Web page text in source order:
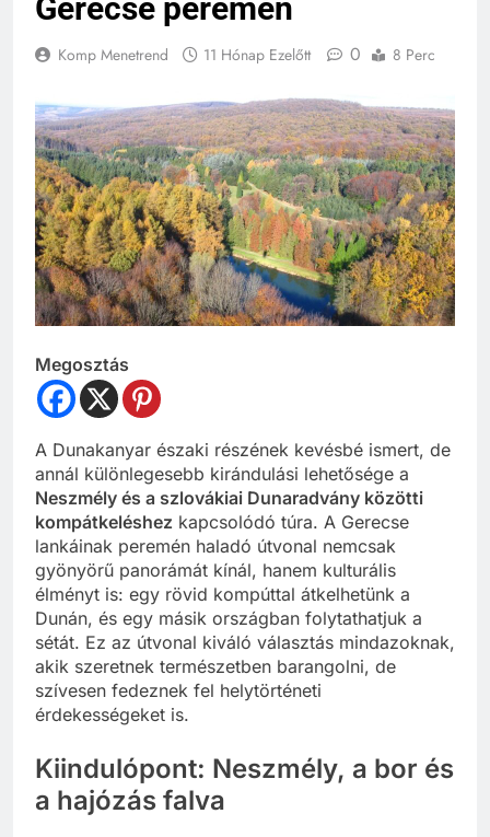
Gerecse peremén
Komp Menetrend 11 Hónap Ezelőtt 0 8 Perc
Megosztás
A Dunakanyar északi részének kevésbé ismert, de
annál különlegesebb kirándulási lehetősége a
Neszmély és a szlovákiai Dunaradvány közötti
kompátkeléshez kapcsolódó túra. A Gerecse
lankáinak peremén haladó útvonal nemcsak
gyönyörű panorámát kínál, hanem kulturális
élményt is: egy rövid kompúttal átkelhetünk a
Dunán, és egy másik országban folytathatjuk a
sétát. Ez az útvonal kiváló választás mindazoknak,
akik szeretnek természetben barangolni, de
szívesen fedeznek fel helytörténeti
érdekességeket is.
Kiindulópont: Neszmély, a bor és
a hajózás falva